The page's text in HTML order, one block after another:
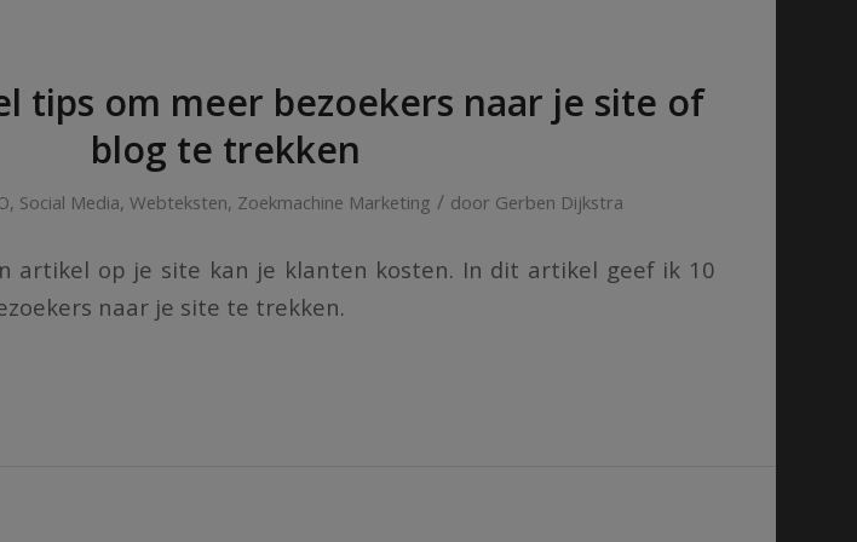
tips om meer bezoekers naar je site of
blog te trekken
, Social Media, Webteksten, Zoekmachine Marketing / door Gerben Dijkstra
artikel op je site kan je klanten kosten. In dit artikel geef ik 10
naar je site te trekken.